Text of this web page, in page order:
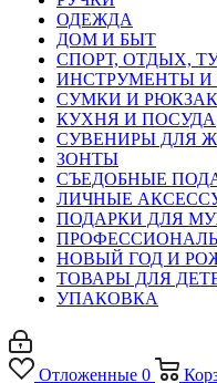
ОДЕЖДА
ДОМ И БЫТ
СПОРТ, ОТДЫХ,
ИНСТРУМЕНТЫ
СУМКИ И
КУХНЯ И ПОСУДА
СУВЕНИРЫ ДЛЯ
ЗОНТЫ
СЪЕДОБНЫЕ
ЛИЧНЫЕ
ПОДАРКИ ДЛЯ
НОВЫЙ ГОД И
ТОВАРЫ ДЛЯ
УПАКОВКА
Отложенные 0